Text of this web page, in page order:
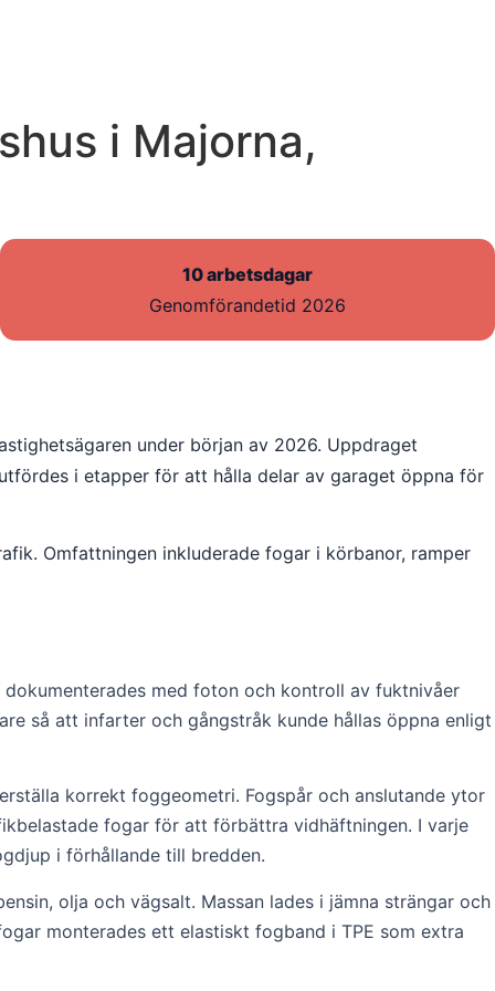
i Majorna,
10 arbetsdagar
Genomförandetid 2026
under början av 2026. Uppdraget
i etapper för att hålla delar av garaget öppna för
Omfattningen inkluderade fogar i körbanor, ramper
med foton och kontroll av fuktnivåer
så att infarter och gångstråk kunde hållas öppna enligt
korrekt foggeometri. Fogspår och anslutande ytor
fogar för att förbättra vidhäftningen. I varje
i förhållande till bredden.
olja och vägsalt. Massan lades i jämna strängar och
monterades ett elastiskt fogband i TPE som extra